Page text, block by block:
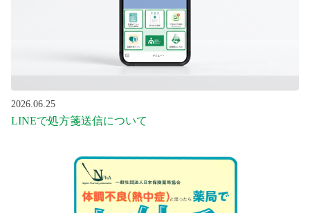
2026.06.25
LINEで処方箋送信について